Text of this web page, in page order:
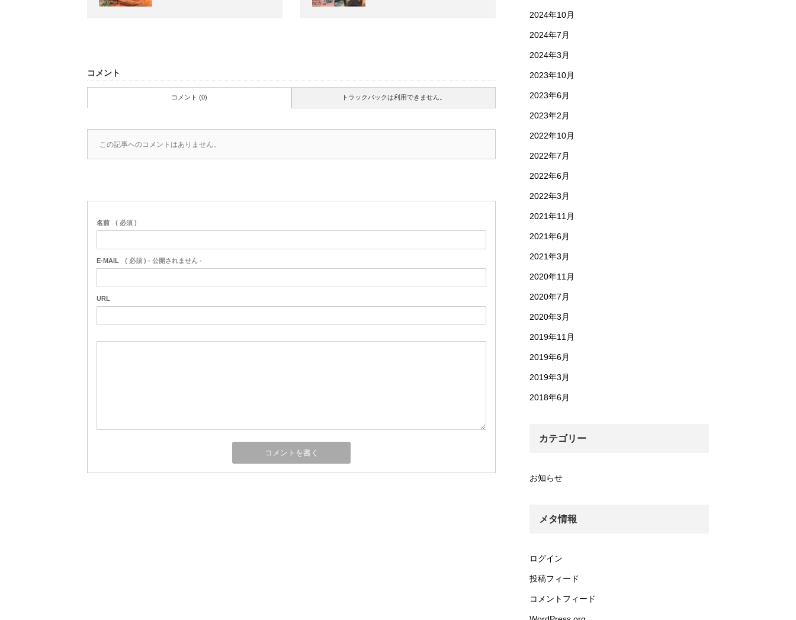
コメント
コメント (0) トラックバックは利用できません。
この記事へのコメントはありません。
名前 ( 必須 )
E-MAIL ( 必須 ) - 公開されません -
URL
2024年10月
2024年7月
2024年3月
2023年10月
2023年6月
2023年2月
2022年10月
2022年7月
2022年6月
2022年3月
2021年11月
2021年6月
2021年3月
2020年11月
2020年7月
2020年3月
2019年11月
2019年6月
2019年3月
2018年6月
カテゴリー
お知らせ
メタ情報
ログイン
投稿フィード
コメントフィード